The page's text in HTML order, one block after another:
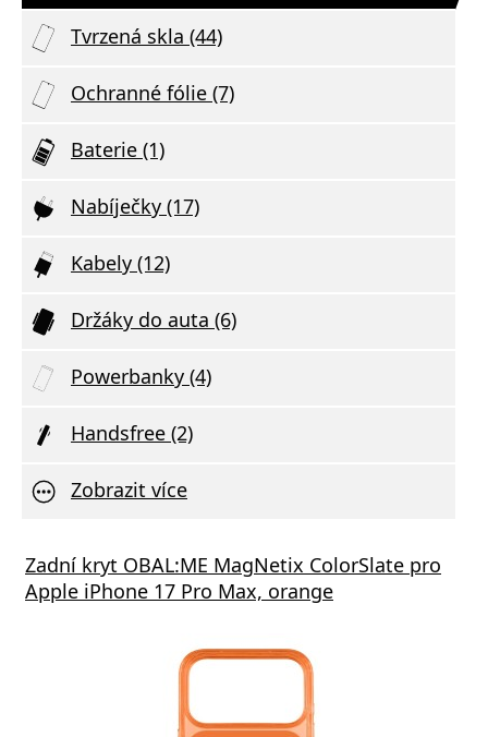
Tvrzená skla (44)
Ochranné fólie (7)
Baterie (1)
Nabíječky (17)
Kabely (12)
Držáky do auta (6)
Powerbanky (4)
Handsfree (2)
Zobrazit více
Zadní kryt OBAL:ME MagNetix ColorSlate pro
Apple iPhone 17 Pro Max, orange
nabíječka FIXED s 2xUSB výstupem, 17W
Rapid Charge, bílá